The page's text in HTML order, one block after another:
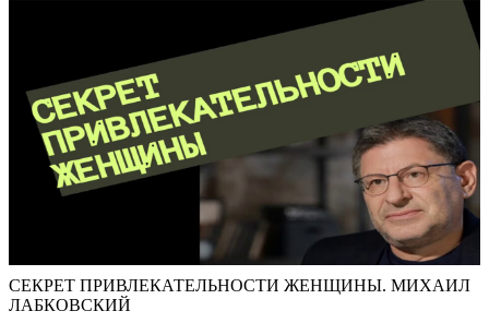
СЕКРЕТ ПРИВЛЕКАТЕЛЬНОСТИ ЖЕНЩИНЫ. МИХАИЛ
ЛАБКОВСКИЙ